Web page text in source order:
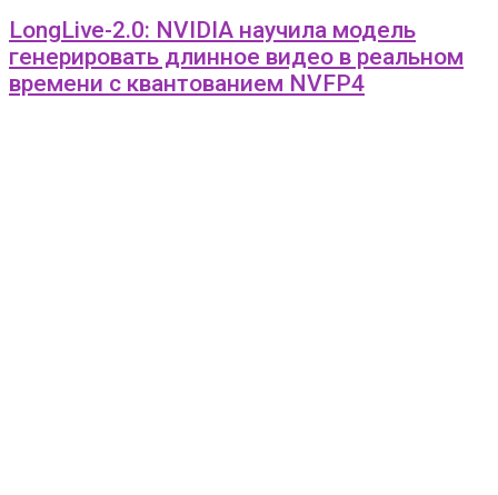
LongLive-2.0: NVIDIA научила модель
генерировать длинное видео в реальном
времени с квантованием NVFP4